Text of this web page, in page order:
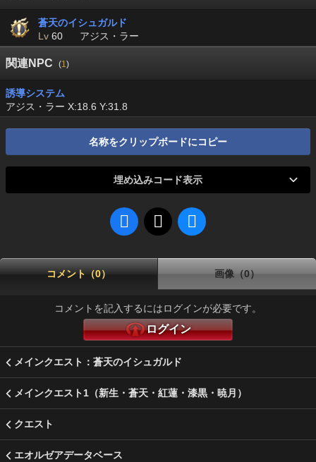
蒼天のイシュガルド
Lv 60 アジス・ラー
関連NPC (1)
誘導システム
アジス・ラー X:18.6 Y:31.8
名称をクリップボードにコピー
埋め込みコード表示
コメント（0） 画像（0）
コメントを記入するにはログインが必要です。
ログイン
メインクエスト：蒼天のイシュガルド
メインクエスト1（新生・蒼天・紅蓮・漆黒・暁月）
クエスト
エオルゼアデータベース